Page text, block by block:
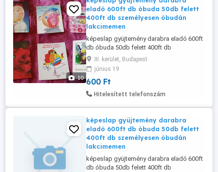
10
eladó 600ft db óbuda 50db felett
400ft db személyesen óbudán
lakcimemen
képeslap gyüjtemény darabra eladó 600ft
db óbuda 50db felett 400ft db
személyesen óbudán lakcimemen 36 50
104 8272 36 20 949 1288
III. kerület, Budapest
június 19
600 Ft
Hitelesített telefonszám
képeslap gyüjtemény darabra
eladó 600ft db óbuda 50db felett
400ft db személyesen óbudán
lakcimemen
képeslap gyüjtemény darabra eladó 600ft
db óbuda 50db felett 400ft db